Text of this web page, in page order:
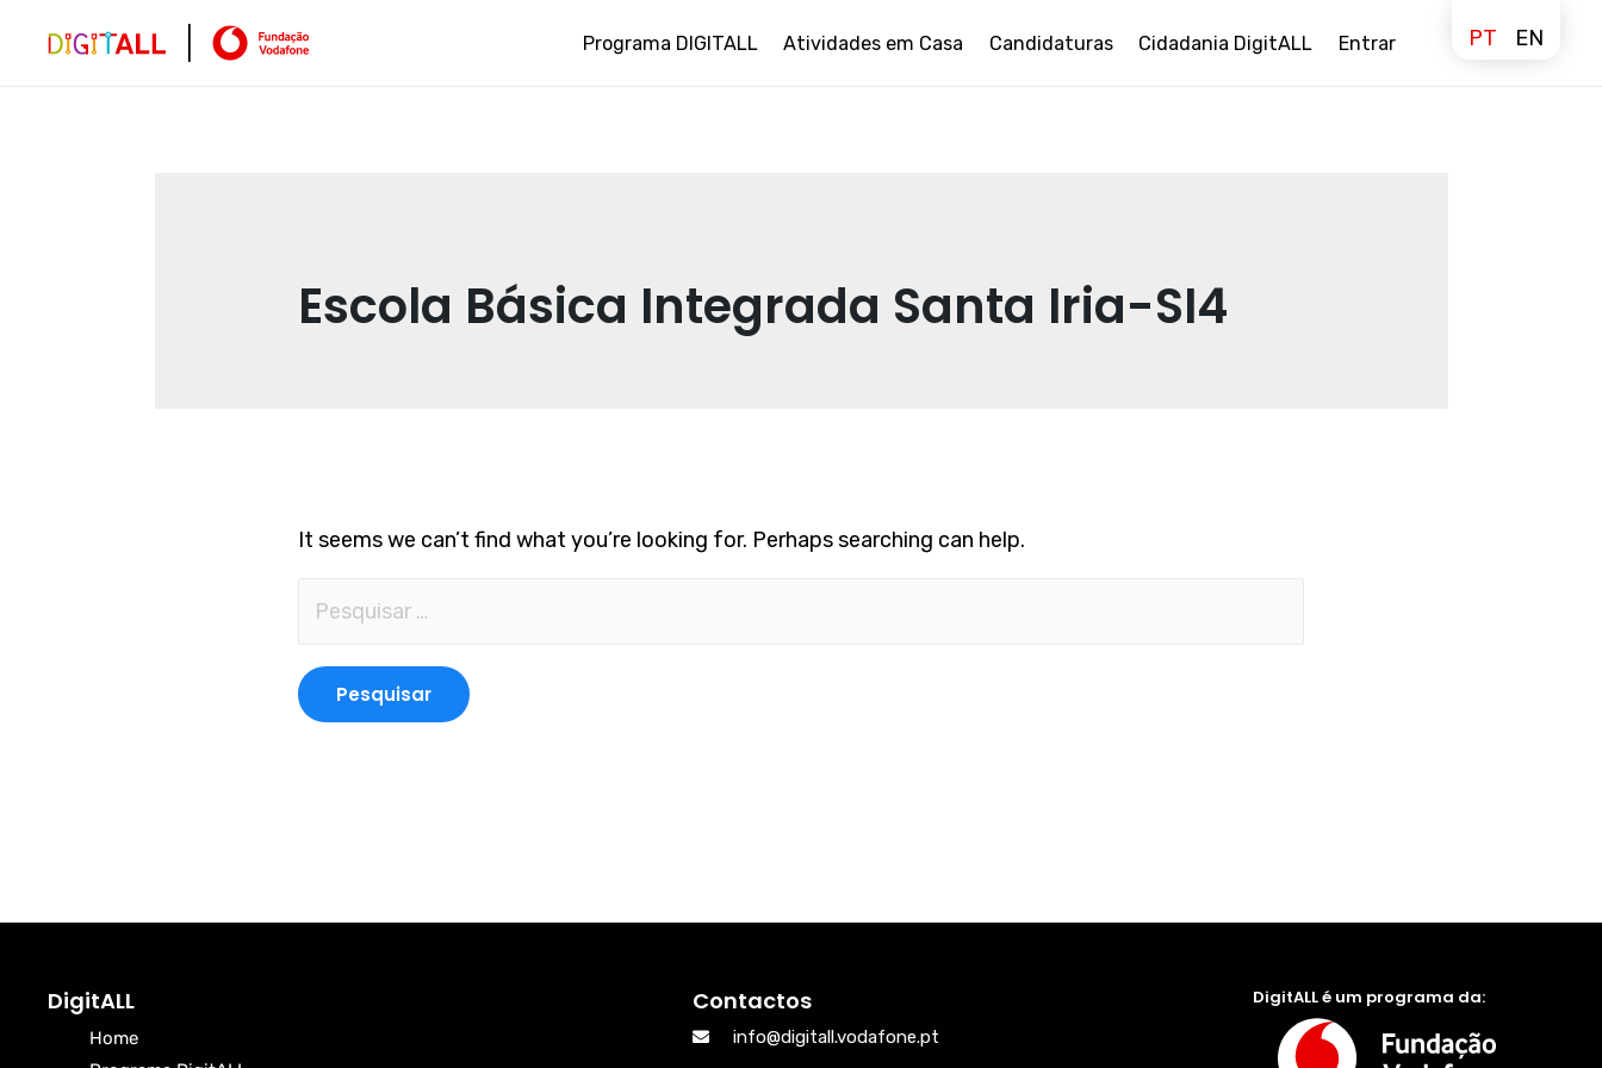
Programa DIGITALL Atividades em Casa Candidaturas Cidadania DigitALL Entrar PT EN
Escola Básica Integrada Santa Iria-SI4
It seems we can’t find what you’re looking for. Perhaps searching can help.
DigitALL
Home
Contactos
info@digitall.vodafone.pt
DigitALL é um programa da: